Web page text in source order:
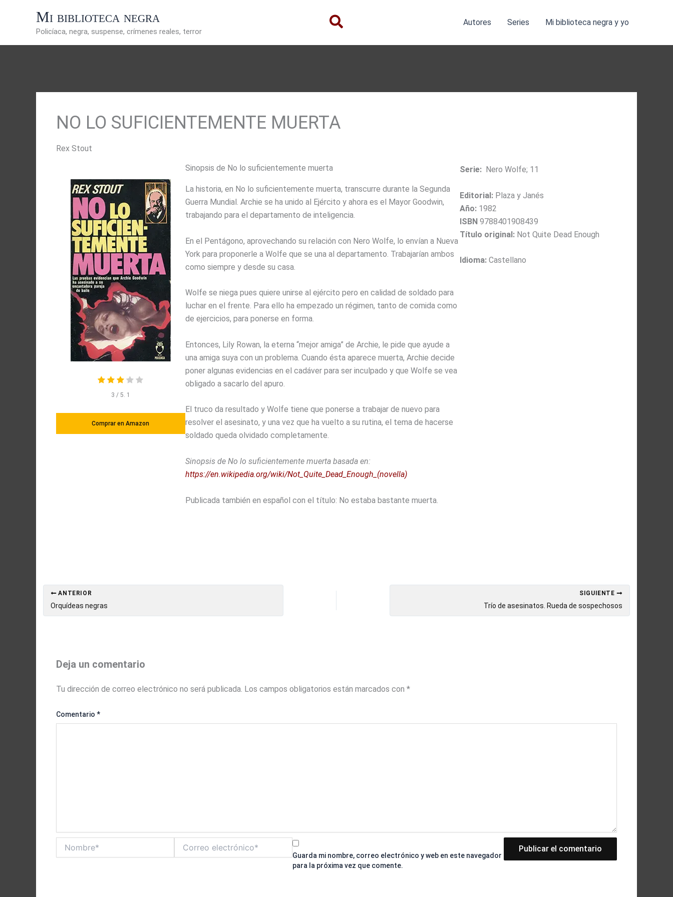
Mi biblioteca negra
Policíaca, negra, suspense, crímenes reales, terror
Autores Series Mi biblioteca negra y yo
NO LO SUFICIENTEMENTE MUERTA
Rex Stout
3 / 5. 1
Comprar en Amazon
Sinopsis de No lo suficientemente muerta
La historia, en No lo suficientemente muerta, transcurre durante la Segunda
Guerra Mundial. Archie se ha unido al Ejército y ahora es el Mayor Goodwin,
trabajando para el departamento de inteligencia.
En el Pentágono, aprovechando su relación con Nero Wolfe, lo envían a Nueva
York para proponerle a Wolfe que se una al departamento. Trabajarían ambos
como siempre y desde su casa.
Wolfe se niega pues quiere unirse al ejército pero en calidad de soldado para
luchar en el frente. Para ello ha empezado un régimen, tanto de comida como
de ejercicios, para ponerse en forma.
Entonces, Lily Rowan, la eterna “mejor amiga” de Archie, le pide que ayude a
una amiga suya con un problema. Cuando ésta aparece muerta, Archie decide
poner algunas evidencias en el cadáver para ser inculpado y que Wolfe se vea
obligado a sacarlo del apuro.
El truco da resultado y Wolfe tiene que ponerse a trabajar de nuevo para
resolver el asesinato, y una vez que ha vuelto a su rutina, el tema de hacerse
soldado queda olvidado completamente.
Sinopsis de No lo suficientemente muerta basada en:
https://en.wikipedia.org/wiki/Not_Quite_Dead_Enough_(novella)
Publicada también en español con el título: No estaba bastante muerta.
Serie: Nero Wolfe; 11
Editorial: Plaza y Janés
Año: 1982
ISBN 9788401908439
Título original: Not Quite Dead Enough
Idioma: Castellano
ANTERIOR
Orquídeas negras
SIGUIENTE
Trío de asesinatos. Rueda de sospechosos
Deja un comentario
Tu dirección de correo electrónico no será publicada. Los campos obligatorios están marcados con *
Comentario *
electrónico*
Guarda mi nombre, correo electrónico y web en este navegador
para la próxima vez que comente.